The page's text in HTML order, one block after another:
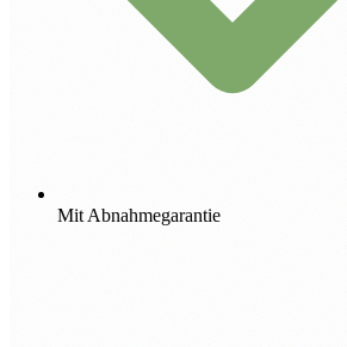
Mit Abnahmegarantie